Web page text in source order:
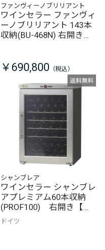
ファンヴィーノブリリアント
ワインセラー ファンヴィ
ーノブリリアント 143本
収納(BU-468N) 右開き
￥690,800
シャンブレア
ワインセラー シャンブレ
アプレミアム60本収納
(PROF100) 右開き【メ
ーカー直送/同梱不可】
ドイツ